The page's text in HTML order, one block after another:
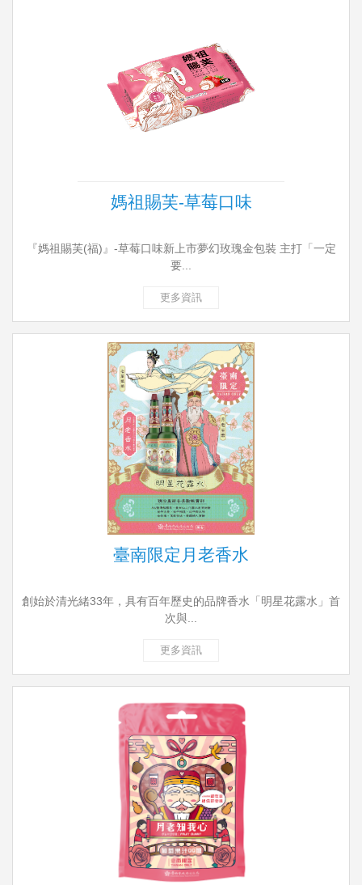
媽祖賜芙-草莓口味
『媽祖賜芙(福)』-草莓口味新上市夢幻玫瑰金包裝 主打「一定
要...
更多資訊
臺南限定月老香水
創始於清光緒33年，具有百年歷史的品牌香水「明星花露水」首
次與...
更多資訊